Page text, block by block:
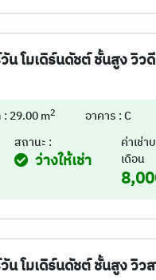
น โมเดิร์นดัชต์ ชั้นสูง วิ
29.00 m2 อาคาร : C
สถานะ :
ว่างให้เช่า
ค่าเช่า
เดือน
น โมเดิร์นดัชต์ ชั้นสูง วิ